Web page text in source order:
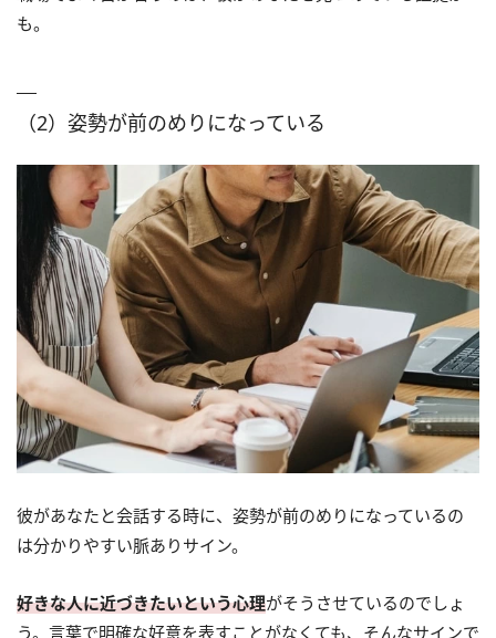
も。
（2）姿勢が前のめりになっている
彼があなたと会話する時に、姿勢が前のめりになっているの
は分かりやすい脈ありサイン。
好きな人に近づきたいという心理がそうさせているのでしょ
う。言葉で明確な好意を表すことがなくても、そんなサインで